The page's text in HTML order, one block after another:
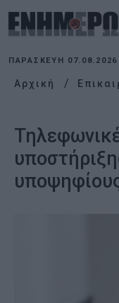
ΠΑΡΑΣΚΕΥΉ 07.08.2026
Αρχική